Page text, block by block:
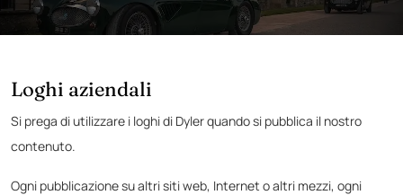
Loghi aziendali
Si prega di utilizzare i loghi di Dyler quando si pubblica il nostro
contenuto.
Ogni pubblicazione su altri siti web, Internet o altri mezzi, ogni